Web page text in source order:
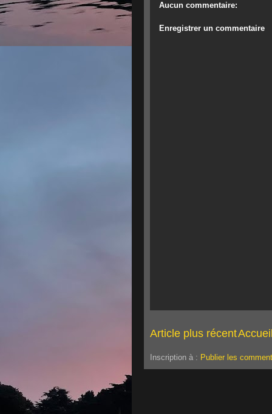
Aucun commentaire:
Enregistrer un commentaire
Article plus récent
Inscription à : Publier les